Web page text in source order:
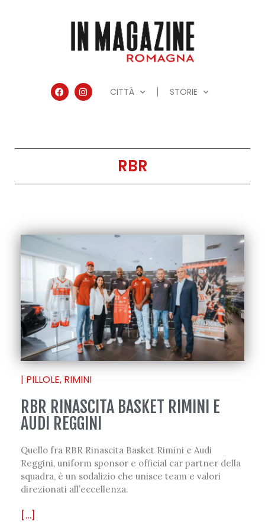
CITTÀ STORIE
RBR
| PILLOLE, RIMINI
RBR RINASCITA BASKET RIMINI E
AUDI REGGINI
Quello fra RBR Rinascita Basket Rimini e Audi
Reggini, uniform sponsor e official car partner della
squadra, è un sodalizio che unisce team e valori
direzionati all’eccellenza.
[...]